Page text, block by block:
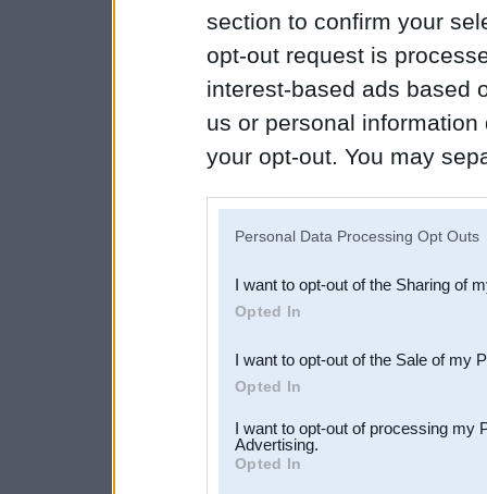
section to confirm your
opt-out request is
interest-based ads based
us or personal
your opt-out. You may
Downstream Participants
third parties.
Personal Data Processing Opt Outs
I want to opt-out of the Sharing of
Opted In
I want to opt-out of the Sale of my
Opted In
I want to opt-out of processing my
Advertising.
Opted In